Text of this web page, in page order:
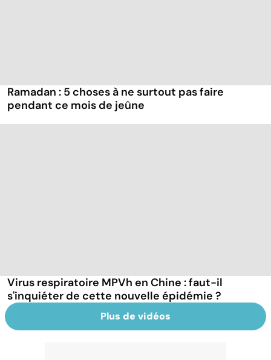
Ramadan : 5 choses à ne surtout pas faire
pendant ce mois de jeûne
Virus respiratoire MPVh en Chine : faut-il
s'inquiéter de cette nouvelle épidémie ?
Plus de vidéos